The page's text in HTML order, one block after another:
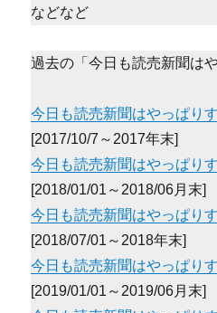
などなど
過去の「今日も読売新聞は
今日も読売新聞はやっぱり
[2017/10/7～2017年末]
今日も読売新聞はやっぱり
[2018/01/01～2018/06月末]
今日も読売新聞はやっぱり
[2018/07/01～2018年末]
今日も読売新聞はやっぱり
[2019/01/01～2019/06月末]